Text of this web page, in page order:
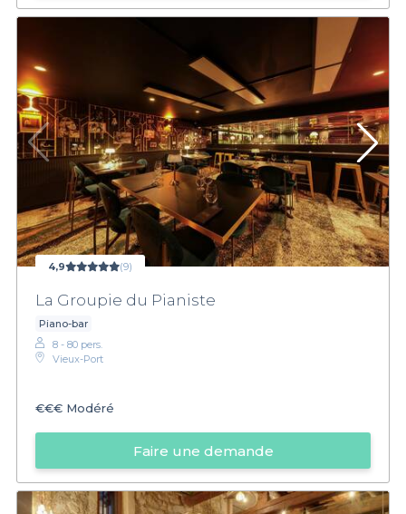
4,9 (9)
La Groupie du Pianiste
Piano-bar
8 - 80 pers.
Vieux-Port
€€€ Modéré
Faire une demande